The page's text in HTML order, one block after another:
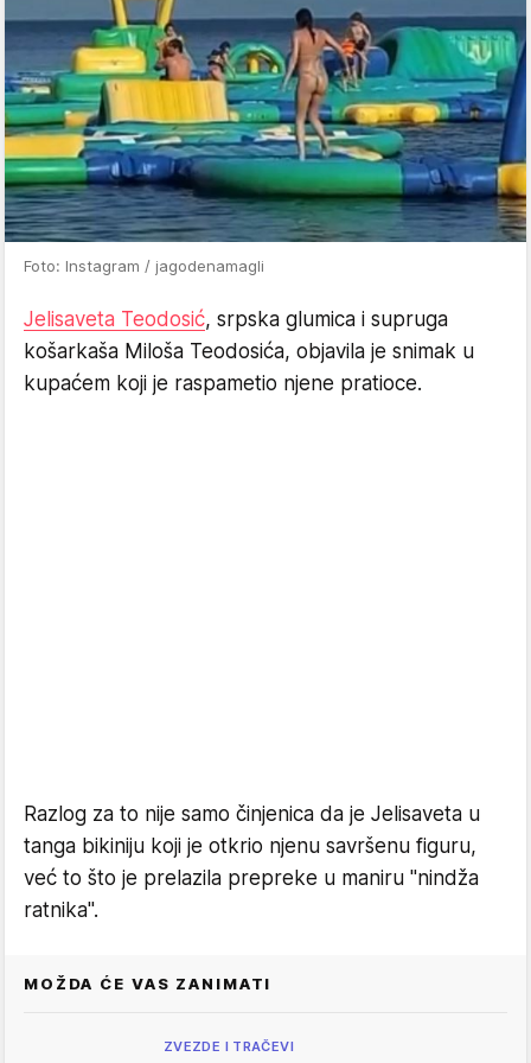
Foto: Instagram / jagodenamagli
Jelisaveta Teodosić, srpska glumica i supruga
košarkaša Miloša Teodosića, objavila je snimak u
kupaćem koji je raspametio njene pratioce.
Razlog za to nije samo činjenica da je Jelisaveta u
tanga bikiniju koji je otkrio njenu savršenu figuru,
već to što je prelazila prepreke u maniru "nindža
ratnika".
MOŽDA ĆE VAS ZANIMATI
ZVEZDE I TRAČEVI